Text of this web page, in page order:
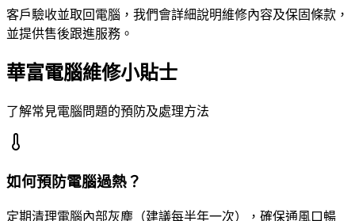
客戶驗收並取回電腦，我們會詳細說明維修內容及保固條款，
並提供售後跟進服務。
華富電腦維修小貼士
了解常見電腦問題的預防及處理方法
如何預防電腦過熱？
定期清理電腦內部灰塵（建議每半年一次），確保通風口暢